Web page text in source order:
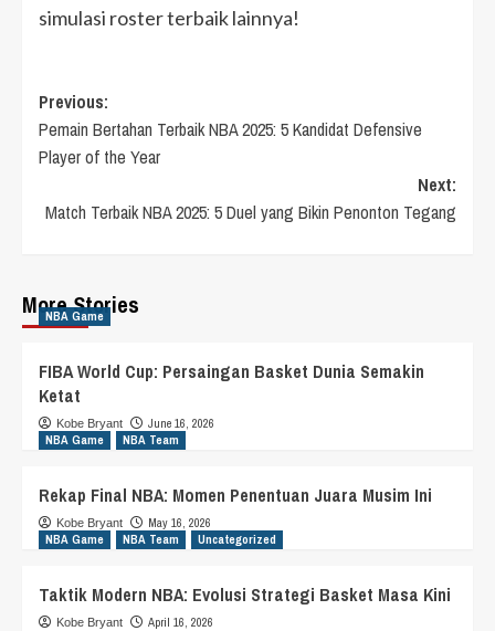
simulasi roster terbaik lainnya!
Post
navigation
Previous:
Pemain Bertahan Terbaik NBA 2025: 5 Kandidat Defensive
Player of the Year
Next:
Match Terbaik NBA 2025: 5 Duel yang Bikin Penonton Tegang
More Stories
NBA Game
FIBA World Cup: Persaingan Basket Dunia Semakin
Ketat
Kobe Bryant
June 16, 2026
NBA Game
NBA Team
Rekap Final NBA: Momen Penentuan Juara Musim Ini
Kobe Bryant
May 16, 2026
NBA Game
NBA Team Uncategorized
Taktik Modern NBA: Evolusi Strategi Basket Masa Kini
Kobe Bryant April 16, 2026